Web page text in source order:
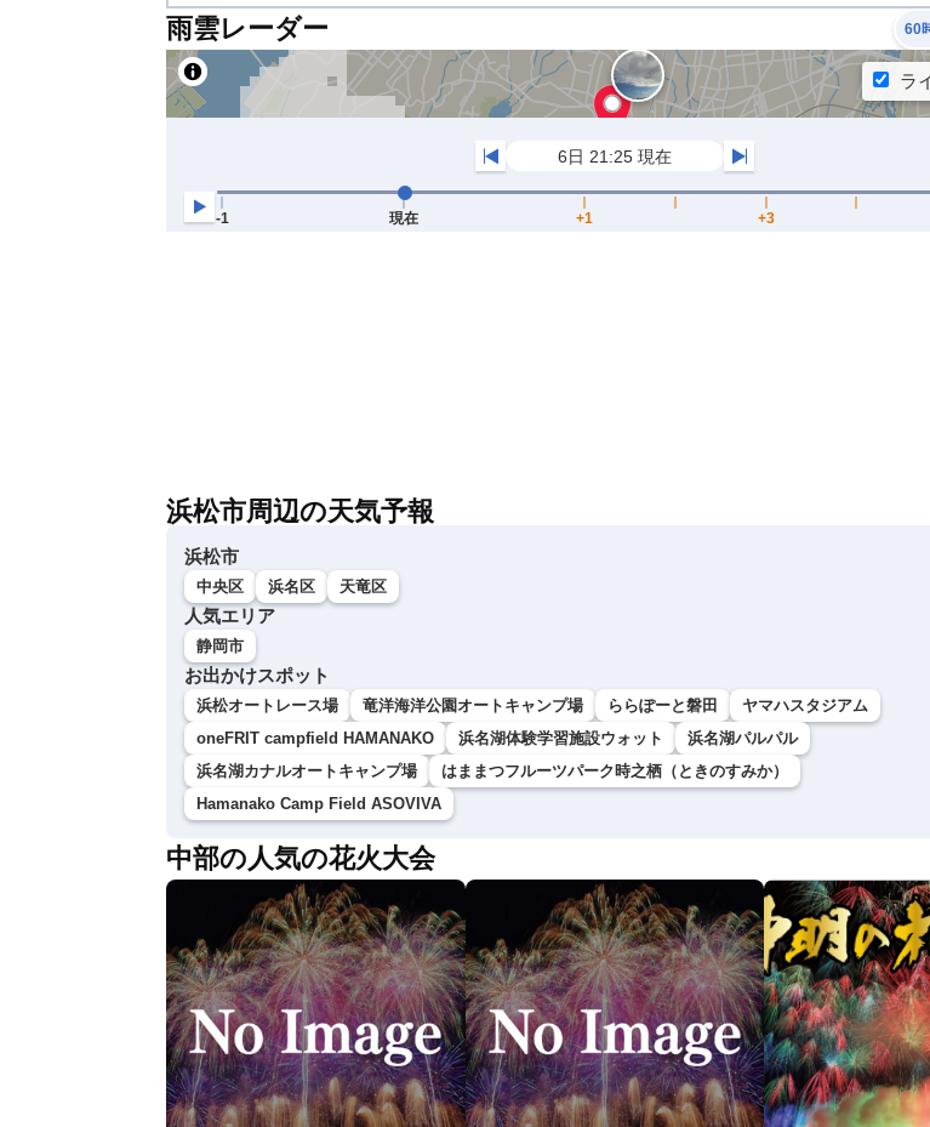
雨雲レーダー 60
浜松市周辺の天気予報
浜松市
中央区 浜名区 天竜区
人気エリア
静岡市
お出かけスポット
浜松オートレース場 竜洋海洋公園オートキャンプ場 ららぽーと磐田
ヤマハスタジアム
oneFRIT campfield HAMANAKO
浜名湖体験学習施設ウォット
浜名湖パルパル
浜名湖カナルオートキャンプ場
はままつフルーツパーク時之栖（ときのすみか）
Hamanako Camp Field ASOVIVA
中部の人気の花火大会